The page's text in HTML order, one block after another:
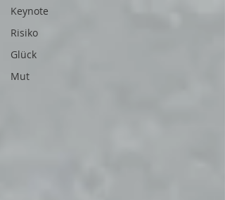
Keynote
Risiko
Glück
Mut